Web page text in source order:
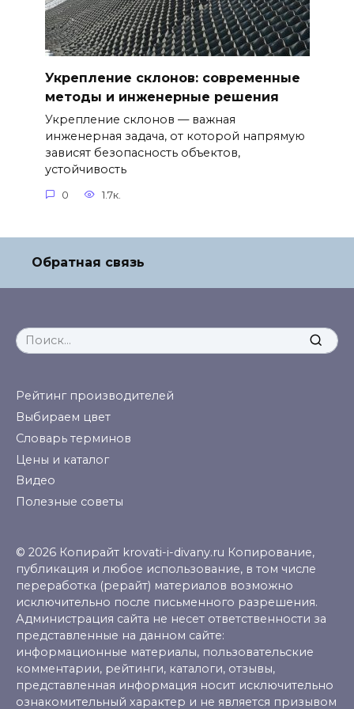
Укрепление склонов: современные
методы и инженерные решения
Укрепление склонов — важная
инженерная задача, от которой напрямую
зависят безопасность объектов,
устойчивость
0 1.7к.
Обратная связь
Search
for:
Рейтинг производителей
Выбираем цвет
Словарь терминов
Цены и каталог
Видео
Полезные советы
© 2026 Копирайт krovati-i-divany.ru Копирование,
публикация и любое использование, в том числе
переработка (рерайт) материалов возможно
исключительно после письменного разрешения.
Администрация сайта не несет ответственности за
представленные на данном сайте:
информационные материалы, пользовательские
комментарии, рейтинги, каталоги, отзывы,
представленная информация носит исключительно
ознакомительный характер и не является призывом